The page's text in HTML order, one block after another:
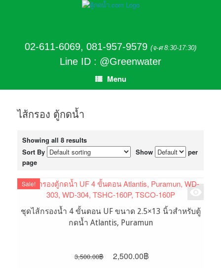
02-611-6069, 081-957-9579 (จ-ศ 8:30-17:30)
Line ID : @Greenwater
Menu
ไส้กรอง ตู้กดน้ำ
Showing all 8 results
Sort By
Show
per
page
Sale!
ชุดไส้กรองน้ำ 4 ขั้นตอน UF ขนาด 2.5×13 นิ้วสำหรับตู้
กดน้ำ Atlantis, Puramun
3,500.00฿
Original
2,500.00฿